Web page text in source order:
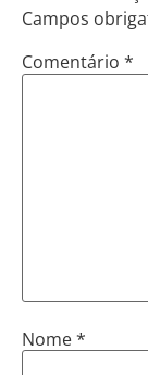
Campos
Comentário *
Nome*